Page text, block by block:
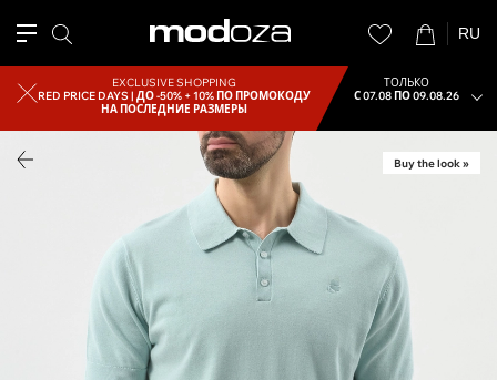
RU
EXCLUSIVE SHOPPING
RED PRICE DAYS |ДО -50% + 10% ПО ПРОМОКОДУ
НА ПОСЛЕДНИЕ РАЗМЕРЫ
ТОЛЬКО
С 07.08 ПО 09.08.26
Buy the look »